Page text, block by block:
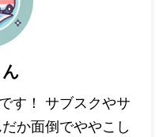
す！ サブスクやサ
か面倒でややこし